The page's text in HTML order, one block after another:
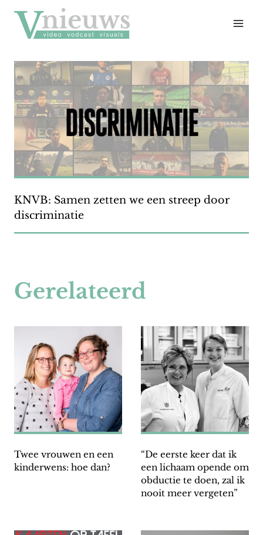
naar
inhoud
KNVB: Samen zetten we een streep door
discriminatie
Gerelateerd
Twee vrouwen en een
kinderwens: hoe dan?
“De eerste keer dat ik
een lichaam opende om
obductie te doen, zal ik
nooit meer vergeten”